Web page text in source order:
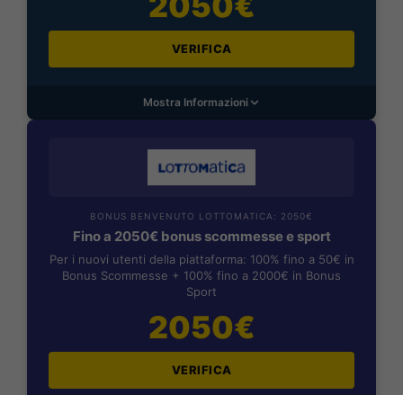
VERIFICA
Mostra Informazioni
BONUS BENVENUTO LOTTOMATICA: 2050€
Fino a 2050€ bonus scommesse e sport
Per i nuovi utenti della piattaforma: 100% fino a 50€ in
Bonus Scommesse + 100% fino a 2000€ in Bonus
Sport
2050€
VERIFICA